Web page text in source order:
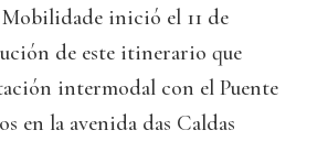
inició el 11 de
de este itinerario que
intermodal con el Puente
en la avenida das Caldas